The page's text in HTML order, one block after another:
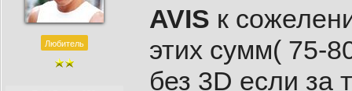
Любитель
AVIS к
этих сумм( 75-
без 3D если за